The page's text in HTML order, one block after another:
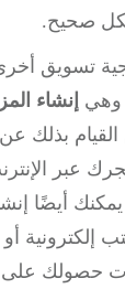
صحيح.
تسويق
إنشاء
بذلك عن
عبر الإنترنت
أيضًا
أو
حصولك على